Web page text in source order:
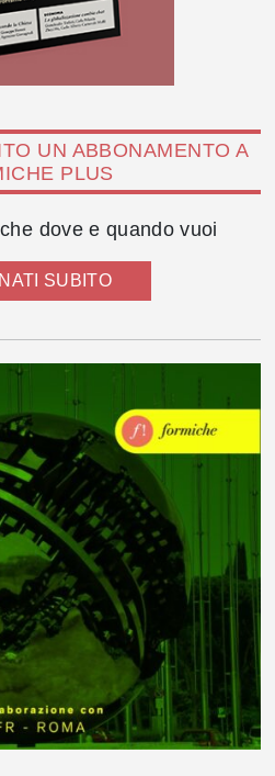
UN ABBONAMENTO A
PLUS
dove e quando vuoi
SUBITO